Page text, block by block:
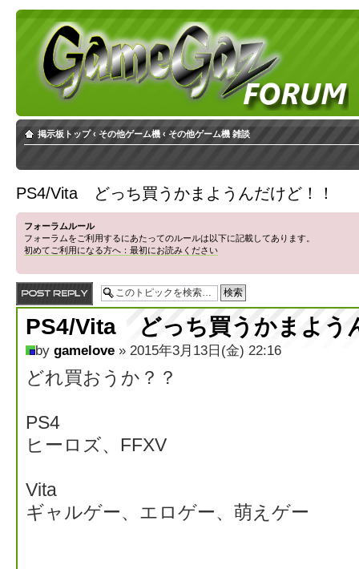
掲示板トップ ‹ その他ゲーム機 ‹ その他ゲーム機 雑談
PS4/Vita どっち買うかまようんだけど！！
フォーラムルール
フォーラムをご利用するにあたってのルールは以下に記載してあります。
初めてご利用になる方へ：最初にお読みください
PS4/Vita どっち買うかまよう
by gamelove » 2015年3月13日(金) 22:16
どれ買おうか？？
PS4
ヒーロズ、FFXV
Vita
ギャルゲー、エロゲー、萌えゲー